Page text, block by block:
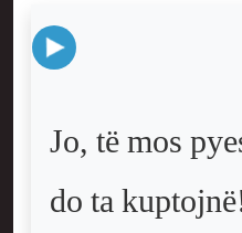
Jo, të mos
do ta